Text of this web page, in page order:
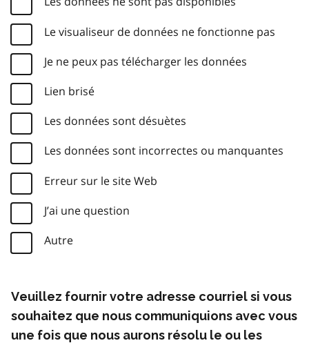
Le visualiseur de données ne fonctionne pas
Je ne peux pas télécharger les données
Lien brisé
Les données sont désuètes
Les données sont incorrectes ou manquantes
Erreur sur le site Web
J’ai une question
Autre
Veuillez fournir votre adresse courriel si vous
souhaitez que nous communiquions avec vous
une fois que nous aurons résolu le ou les